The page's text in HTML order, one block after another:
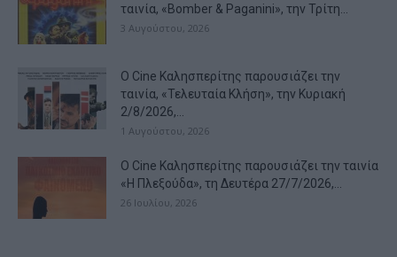
ταινία, «Bomber & Paganini», την Τρίτη...
3 Αυγούστου, 2026
Ο Cine Καλησπερίτης παρουσιάζει την
ταινία, «Τελευταία Κλήση», την Κυριακή
2/8/2026,...
1 Αυγούστου, 2026
Ο Cine Καλησπερίτης παρουσιάζει την ταινία
«Η Πλεξούδα», τη Δευτέρα 27/7/2026,...
26 Ιουλίου, 2026